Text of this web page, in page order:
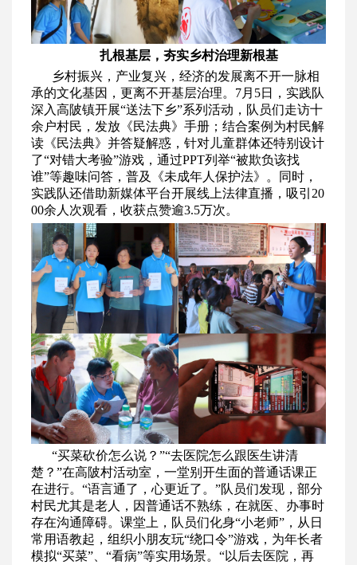
扎根基层，夯实乡村治理新根基
乡村振兴，产业复兴，经济的发展离不开一脉相
承的文化基因，更离不开基层治理。7月5日，实践队
深入高陂镇开展“送法下乡”系列活动，队员们走访十
余户村民，发放《民法典》手册；结合案例为村民解
读《民法典》并答疑解惑，针对儿童群体还特别设计
了“对错大考验”游戏，通过PPT列举“被欺负该找
谁”等趣味问答，普及《未成年人保护法》。同时，
实践队还借助新媒体平台开展线上法律直播，吸引20
00余人次观看，收获点赞逾3.5万次。
“买菜砍价怎么说？”“去医院怎么跟医生讲清
楚？”在高陂村活动室，一堂别开生面的普通话课正
在进行。“语言通了，心更近了。”队员们发现，部分
村民尤其是老人，因普通话不熟练，在就医、办事时
存在沟通障碍。课堂上，队员们化身“小老师”，从日
常用语教起，组织小朋友玩“绕口令”游戏，为年长者
模拟“买菜”、“看病”等实用场景。“以后去医院，再